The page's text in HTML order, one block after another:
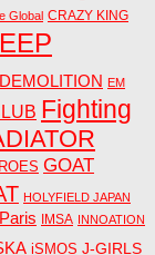
Global CRAZY KING
DEMOLITION EM
Fighting
GOAT
HOLYFIELD JAPAN
IMSA INNOATION
iSMOS J-GIRLS